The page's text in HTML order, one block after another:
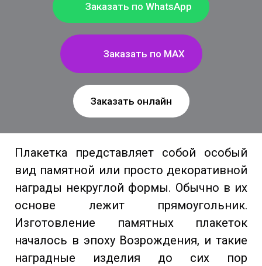
Заказать по WhatsApp
Заказать по MAX
Заказать онлайн
Плакетка представляет собой особый
вид памятной или просто декоративной
награды некруглой формы. Обычно в их
основе лежит прямоугольник.
Изготовление памятных плакеток
началось в эпоху Возрождения, и такие
наградные изделия до сих пор